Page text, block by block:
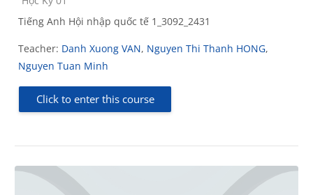
Tiếng Anh Hội nhập quốc tế 1_3092_2431
Teacher: Danh Xuong VAN, Nguyen Thi Thanh HONG,
Nguyen Tuan Minh
Click to enter this course